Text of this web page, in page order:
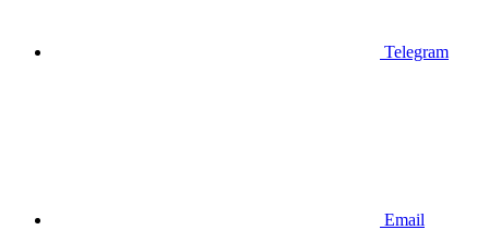
Telegram
Email